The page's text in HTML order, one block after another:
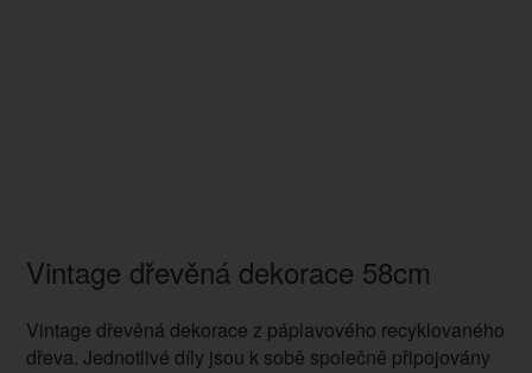
Vintage dřevěná dekorace 58cm
Vintage dřevěná dekorace z páplavového recyklovaného
dřeva. Jednotlivé díly jsou k sobě společně připojovány